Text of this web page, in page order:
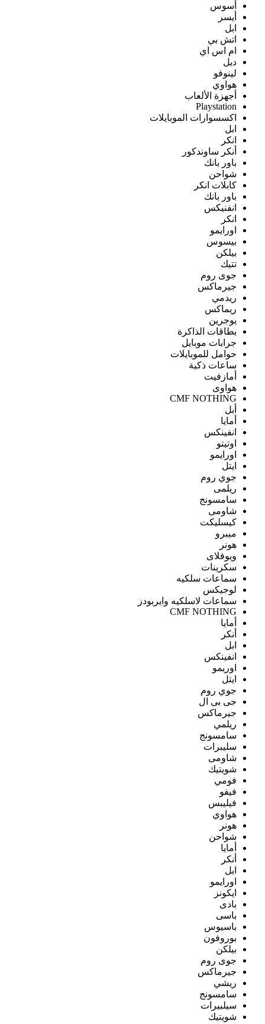
أسوس
أيسر
ابل
اتش بي
ام اس اي
ديل
لينوفو
هواوي
أجهزة الألعاب
Playstation
اكسسوارات الموبايلات
ابل
انكر
أنكر ساوندكور
باور بانك
شواحن
كابلات انكر
باور بانك
انفنيكس
انكر
اورايمو
بيسوس
بيلكن
تتيك
جوى روم
جيرماكس
ريدمي
ريماكس
يوجرين
بطاقات الذاكرة
جرابات موبايل
حوامل للموبايلات
ساعات ذكية
أمازفيت
هواوى
CMF NOTHING
أبل
أمايا
انفينكس
اوتيتو
اورايمو
ايتل
جوي روم
ريلمى
سامسونج
شاومى
كيسليكت
ميبرو
هونر
ويوفلاى
سكرينات
سماعات سلكيه
لوجيكس
سماعات لاسلكيه وايربودز
CMF NOTHING
أمايا
أنكر
ابل
انفينكس
اوريمو
ايتل
جوي روم
جى بى ال
جيرماكس
ريلمي
سامسونج
سليبرات
شاومى
شويتيك
فومي
فيفو
فيليبس
هواوي
هونر
شواحن
أمايا
أنكر
ابل
اورايمو
ايكونز
بادى
باسى
باسيوس
بوروفون
بيلكن
جوى روم
جيرماكس
ريشي
سامسونج
سيلبيرات
شويتيك